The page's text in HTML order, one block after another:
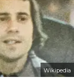
Wikipedia